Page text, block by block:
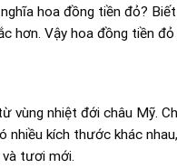
hoa đồng tiền đỏ?
hơn. Vậy hoa đồng tiền
nhiệt đới châu Mỹ.
nhiều kích thước khác
tươi mới.